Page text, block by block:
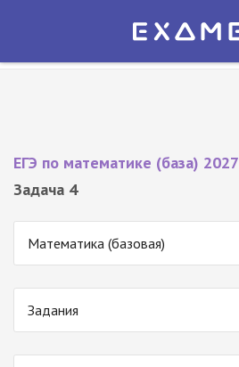
Экзамер — ЕГЭ 2027
ЕГЭ по математике (база) 2027
Задача 4
Математика (базовая)
Задания